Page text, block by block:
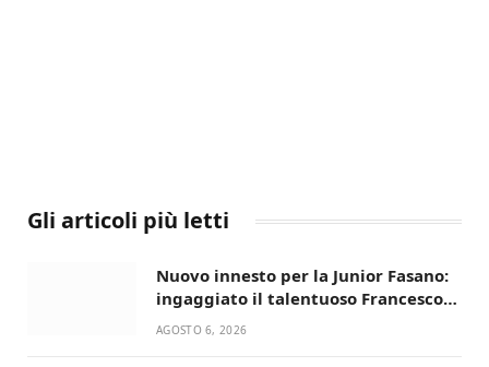
Gli articoli più letti
Nuovo innesto per la Junior Fasano:
ingaggiato il talentuoso Francesco
Lupo Timini
AGOSTO 6, 2026